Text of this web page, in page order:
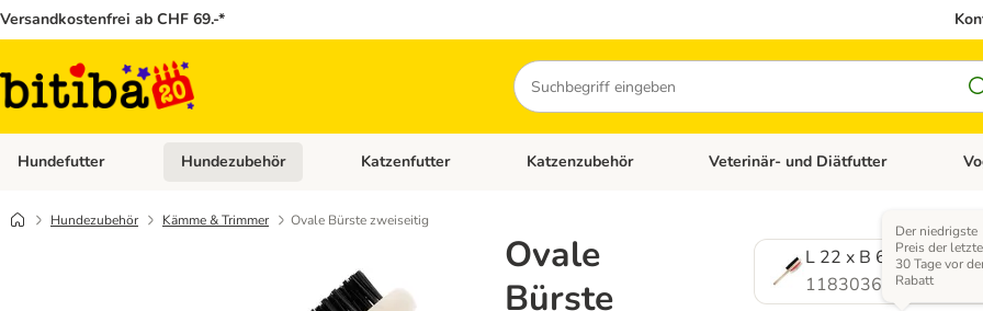
Versandkostenfrei ab CHF 69.-*
Suchen
Hundefutter Kategorie-Menü öffnen: Hundefutter
Hundezubehör Kategorie-Menü öffnen: Hundezubehör
Katzenfutter Kategorie-Menü öffnen: Katzenfutter
Katzenzubehör Kategorie-Menü öffnen: Katzenzubehör
Veterinär- und Diätfutter
Hundezubehör Kämme & Trimmer Ovale Bürste zweiseitig
Ovale
Bürste
L 22 x B 6 cm
1183036.0
Der niedrigste
Preis der
30 Tage vor
Rabatt